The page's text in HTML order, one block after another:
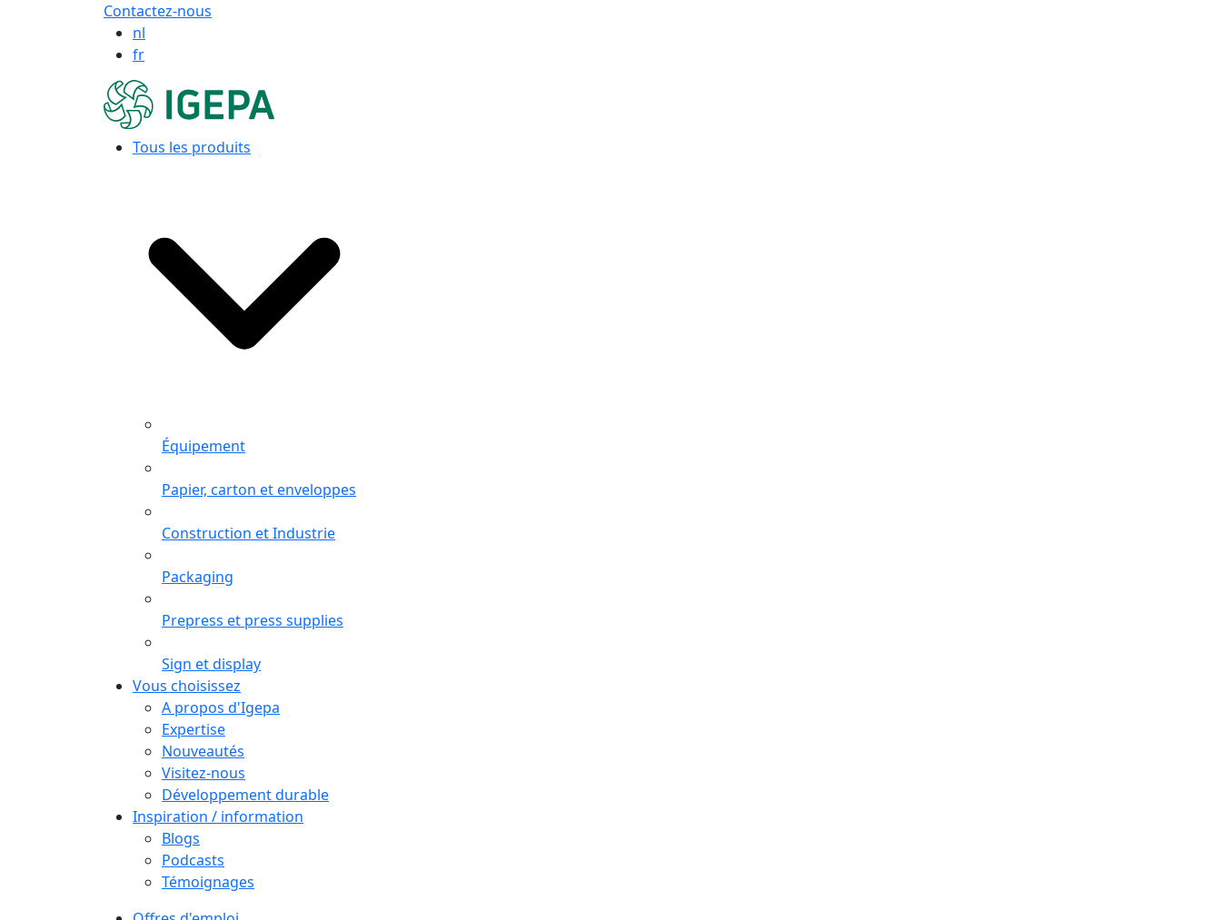
Contactez-nous
nl
fr
Tous les produits
Équipement
Papier, carton et enveloppes
Construction et Industrie
Packaging
Prepress et press supplies
Sign et display
Vous choisissez
A propos d'Igepa
Expertise
Nouveautés
Visitez-nous
Développement durable
Inspiration / information
Blogs
Podcasts
Témoignages